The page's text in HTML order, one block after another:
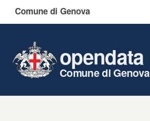
Comune di Genova
opendata
Comune di Genova